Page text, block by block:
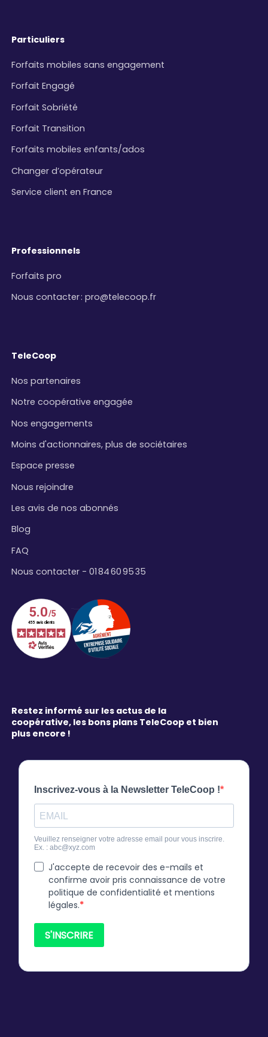
Particuliers
Forfaits mobiles sans engagement
Forfait Engagé
Forfait Sobriété
Forfait Transition
Forfaits mobiles enfants/ados
Changer d’opérateur
Service client en France
Professionnels
Forfaits pro
Nous contacter:pro@telecoop.fr
TeleCoop
Nos partenaires
Notre coopérative engagée
Nos engagements
Moins d'actionnaires, plus de sociétaires
Espace presse
Nous rejoindre
Les avis de nos abonnés
Blog
FAQ
Nous contacter - 01 84 60 95 35
Restez informé sur les actus de la
coopérative, les bons plans TeleCoop et bien
plus encore !